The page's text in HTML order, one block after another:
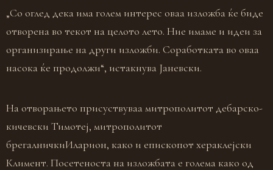
„Со оглед дека има голем интерес оваа изложба ќе биде
отворена во текот на целото лето. Ние имаме и идеи за
организирање на други изложби. Соработката во оваа
насока ќе продолжи“, истакнува Јаневски.
На отворањето присуствуваа митрополитот дебарско-
кичевски Тимотеј, митрополитот
брегалничкиИларион, како и епископот хераклејски
Климент. Посетеноста на изложбата е голема како од